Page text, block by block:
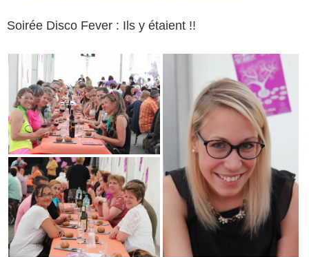
Soirée Disco Fever : Ils y étaient !!